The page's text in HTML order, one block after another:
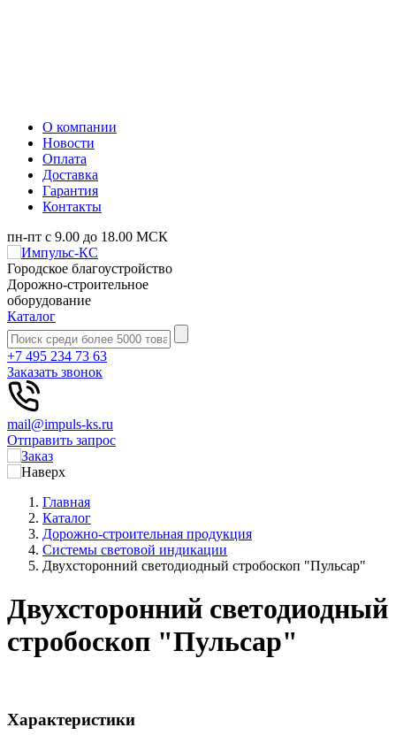
О компании
Новости
Оплата
Доставка
Гарантия
Контакты
пн-пт с 9.00 до 18.00 МСК
Городское благоустройство
Дорожно-строительное
оборудование
Каталог
+7 495 234 73 63
Заказать звонок
mail@impuls-ks.ru
Отправить запрос
Главная
Каталог
Дорожно-строительная продукция
Системы световой индикации
Двухсторонний светодиодный стробоскоп "Пульсар"
Двухсторонний светодиодный
стробоскоп "Пульсар"
Характеристики